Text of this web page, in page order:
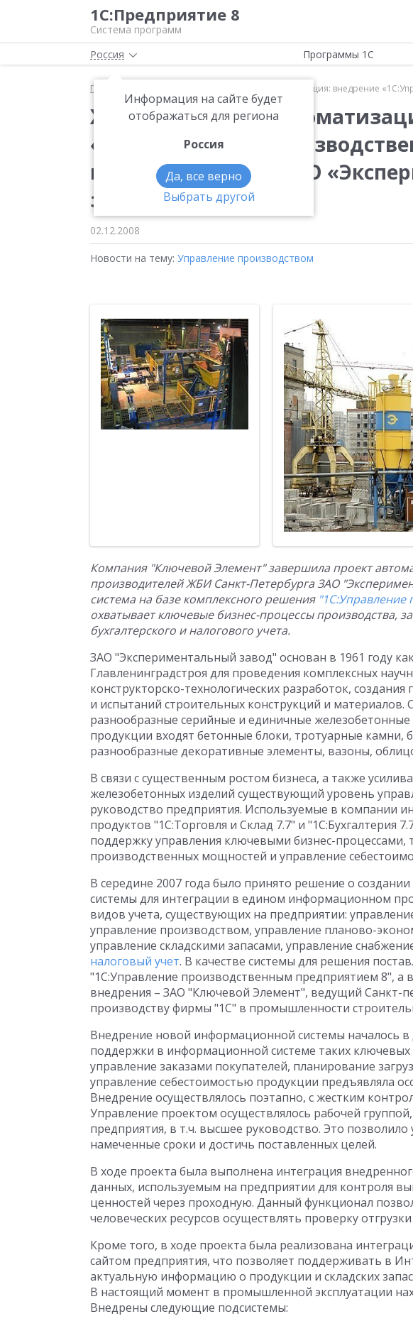
1С:Предприятие 8
Система программ
Россия
Информация на сайте будет
отображаться для региона
Россия
Да, все верно
Выбрать другой
Программы 1С
Главная Железобетонная автоматизация: внедрение
Железобетонная
«1С:Управление
предприятием» в ЗАО
завод»
02.12.2008
Новости на тему: Управление производством
Компания "Ключевой Элемент" завершила проект
производителей ЖБИ Санкт-Петербурга ЗАО
система на базе комплексного решения "1С:Управление
охватывает ключевые бизнес-процессы производства,
бухгалтерского и налогового учета.
ЗАО "Экспериментальный завод" основан в 1961 году
Главленинградстроя для проведения комплексных
конструкторско-технологических разработок,
и испытаний строительных конструкций и материалов.
разнообразные серийные и единичные
продукции входят бетонные блоки, тротуарные камни,
разнообразные декоративные элементы, вазоны,
В связи с существенным ростом бизнеса, а также
железобетонных изделий существующий уровень
руководство предприятия. Используемые в компании
продуктов "1С:Торговля и Cклад 7.7" и "1С:Бухгалтерия
поддержку управления ключевыми бизнес-процессами,
производственных мощностей и управление
В середине 2007 года было принято решение о
системы для интеграции в едином информационном
видов учета, существующих на предприятии:
управление производством, управление планово-
управление складскими запасами, управление
налоговый учет. В качестве системы для решения
"1С:Управление производственным предприятием 8", а
внедрения – ЗАО "Ключевой Элемент", ведущий Санкт-
производству фирмы "1С" в промышленности
Внедрение новой информационной системы началось в
поддержки в информационной системе таких ключевых
управление заказами покупателей, планирование
управление себестоимостью продукции предъявляла
Внедрение осуществлялось поэтапно, с жестким
Управление проектом осуществлялось рабочей
предприятия, в т.ч. высшее руководство. Это
намеченные сроки и достичь поставленных целей.
В ходе проекта была выполнена интеграция
данных, используемым на предприятии для контроля
ценностей через проходную. Данный функционал
человеческих ресурсов осуществлять проверку
Кроме того, в ходе проекта была реализована
сайтом предприятия, что позволяет поддерживать в
актуальную информацию о продукции и складских
В настоящий момент в промышленной эксплуатации
Внедрены следующие подсистемы: